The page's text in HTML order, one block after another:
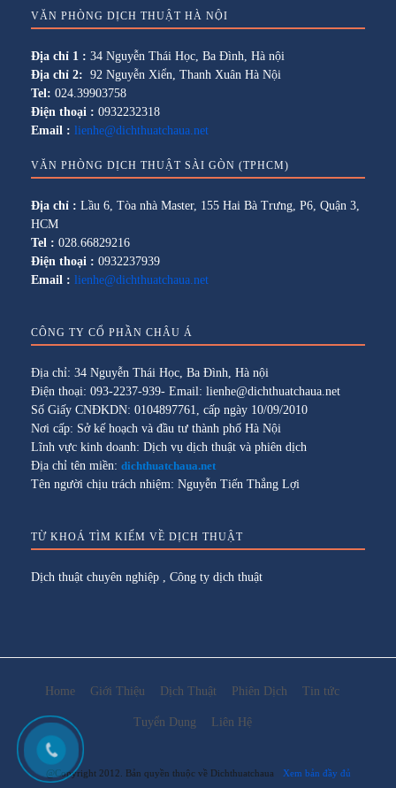
VĂN PHÒNG DỊCH THUẬT HÀ NỘI
Địa chỉ 1 : 34 Nguyễn Thái Học, Ba Đình, Hà nội
Địa chỉ 2: 92 Nguyễn Xiển, Thanh Xuân Hà Nội
Tel: 024.39903758
Điện thoại : 0932232318
Email : lienhe@dichthuatchaua.net
VĂN PHÒNG DỊCH THUẬT SÀI GÒN (TPHCM)
Địa chỉ : Lầu 6, Tòa nhà Master, 155 Hai Bà Trưng, P6, Quận 3,
HCM
Tel : 028.66829216
Điện thoại : 0932237939
Email : lienhe@dichthuatchaua.net
CÔNG TY CỔ PHẦN CHÂU Á
Địa chỉ: 34 Nguyễn Thái Học, Ba Đình, Hà nội
Điện thoại: 093-2237-939- Email: lienhe@dichthuatchaua.net
Số Giấy CNĐKDN: 0104897761, cấp ngày 10/09/2010
Nơi cấp: Sở kế hoạch và đầu tư thành phố Hà Nội
Lĩnh vực kinh doanh: Dịch vụ dịch thuật và phiên dịch
Địa chỉ tên miền: dichthuatchaua.net
Tên người chịu trách nhiệm: Nguyễn Tiến Thắng Lợi
TỪ KHOÁ TÌM KIẾM VỀ DỊCH THUẬT
Dịch thuật chuyên nghiệp Công ty dịch thuật
Home Giới Thiệu Dịch Thuật Phiên Dịch Tin tức
Tuyển Dụng Liên Hệ
@Copyright 2012. Bản quyền thuộc về Dichthuatchaua Xem bản đầy đủ